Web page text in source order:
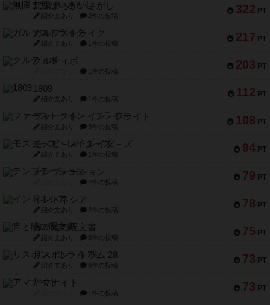
322 PT
無限まちがいさがし
紹介文あり 2件の投稿
217 PT
ガルフストライク
紹介文あり 1件の投稿
203 PT
クルティボ
1件の投稿
112 PT
1809
紹介文あり 1件の投稿
108 PT
ファースト・イン・フライト
紹介文あり 3件の投稿
94 PT
モズビ－ズ・レイダ－ズ
紹介文あり 1件の投稿
79 PT
テンプテーション
2件の投稿
78 PT
インドネシア
紹介文あり 2件の投稿
75 PT
宵と暁の呪文書
紹介文あり 8件の投稿
73 PT
リスボン・トラム 28
紹介文あり 9件の投稿
73 PT
アマナイト
1件の投稿